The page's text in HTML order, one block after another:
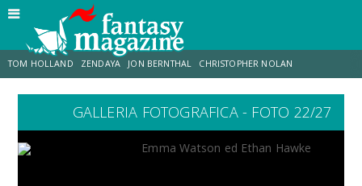
TOM HOLLAND ZENDAYA JON BERNTHAL CHRISTOPHER NOLAN
LUCCA COMICS & GAMES ODISSEA CHRIS MCKENNA
GALLERIA FOTOGRAFICA - FOTO 22/27